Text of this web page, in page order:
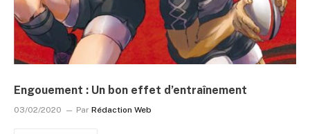
Engouement : Un bon effet d’entraînement
03/02/2020 Par Rédaction Web